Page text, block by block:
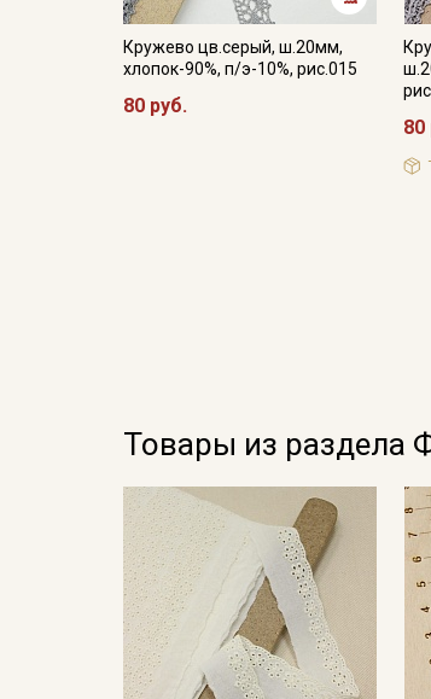
Кружево цв.серый, ш.20мм,
хлопок-90%, п/э-10%, рис.015
80 руб.
80
Товары из раздела